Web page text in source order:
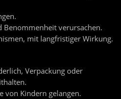
Benommenheit verursachen.
mit langfristiger Wirkung.
Verpackung oder
von Kindern gelangen.